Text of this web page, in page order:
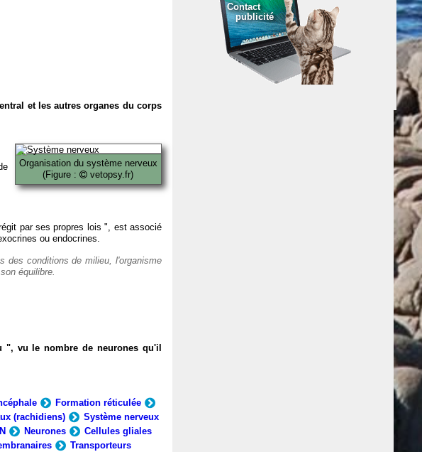
et les autres organes du corps
Organisation du système nerveux
(Figure :
vetopsy.fr)
par ses propres lois ", est associé
ou endocrines.
des conditions de milieu, l'organisme
équilibre.
", vu le nombre de neurones qu'il
Formation réticulée
(rachidiens)
Système nerveux
Neurones
Cellules gliales
Transporteurs
Contact
publicité